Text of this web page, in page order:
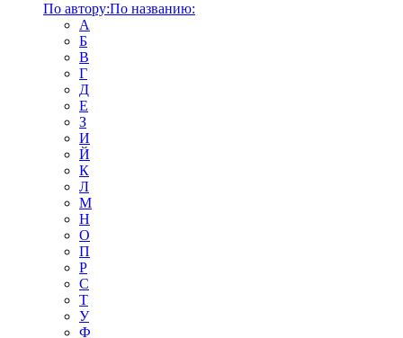
По автору:По названию:
А
Б
В
Г
Д
Е
З
И
Й
К
Л
М
Н
О
П
Р
С
Т
У
Ф